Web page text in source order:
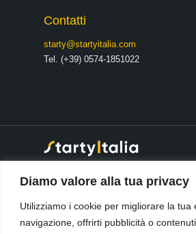
Diamo valore alla tua privacy
Utilizziamo i cookie per migliorare la tua
navigazione, offrirti pubblicità o
Contatti
starty@startyitalia.com
Tel. (+39) 0574-1851022
Società soggetta a direzione e
Open Source Italia S.r.l. cod.
fisc. e Num. Reg Imprese